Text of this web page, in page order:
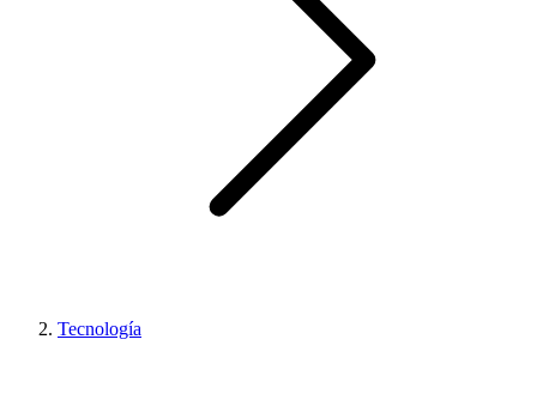
Tecnología